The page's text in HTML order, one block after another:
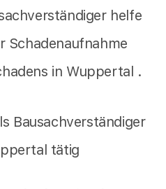
helfe
Schadenaufnahme
in Wuppertal .
Bausachverständiger
tätig